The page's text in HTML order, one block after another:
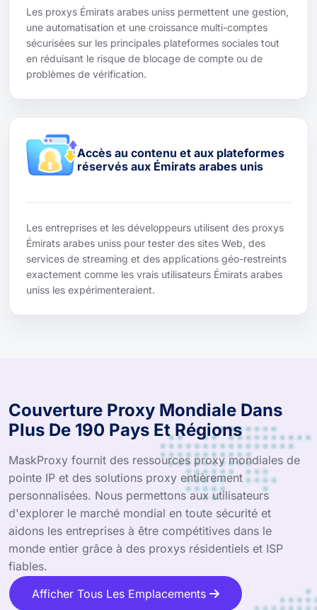
Les proxys Émirats arabes uniss permettent une gestion,
une automatisation et une croissance multi-comptes
sécurisées sur les principales plateformes sociales tout
en réduisant le risque de blocage de compte ou de
problèmes de vérification.
Accès au contenu et aux plateformes
réservés aux Émirats arabes unis
Les entreprises et les développeurs utilisent des proxys
Émirats arabes uniss pour tester des sites Web, des
services de streaming et des applications géo-restreints
exactement comme les vrais utilisateurs Émirats arabes
uniss les expérimenteraient.
Couverture Proxy Mondiale Dans
Plus De 190 Pays Et Régions
MaskProxy fournit des ressources proxy mondiales de
pointe IP et des solutions proxy entièrement
personnalisées. Nous permettons aux utilisateurs
d'explorer le marché mondial en toute sécurité et
aidons les entreprises à être compétitives dans le
monde entier grâce à des proxys résidentiels et ISP
fiables.
Afficher Tous Les Emplacements